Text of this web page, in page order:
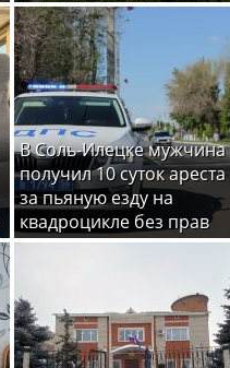
В Соль-Илецке мужчина
получил 10 суток ареста
за пьяную езду на
квадроцикле без прав